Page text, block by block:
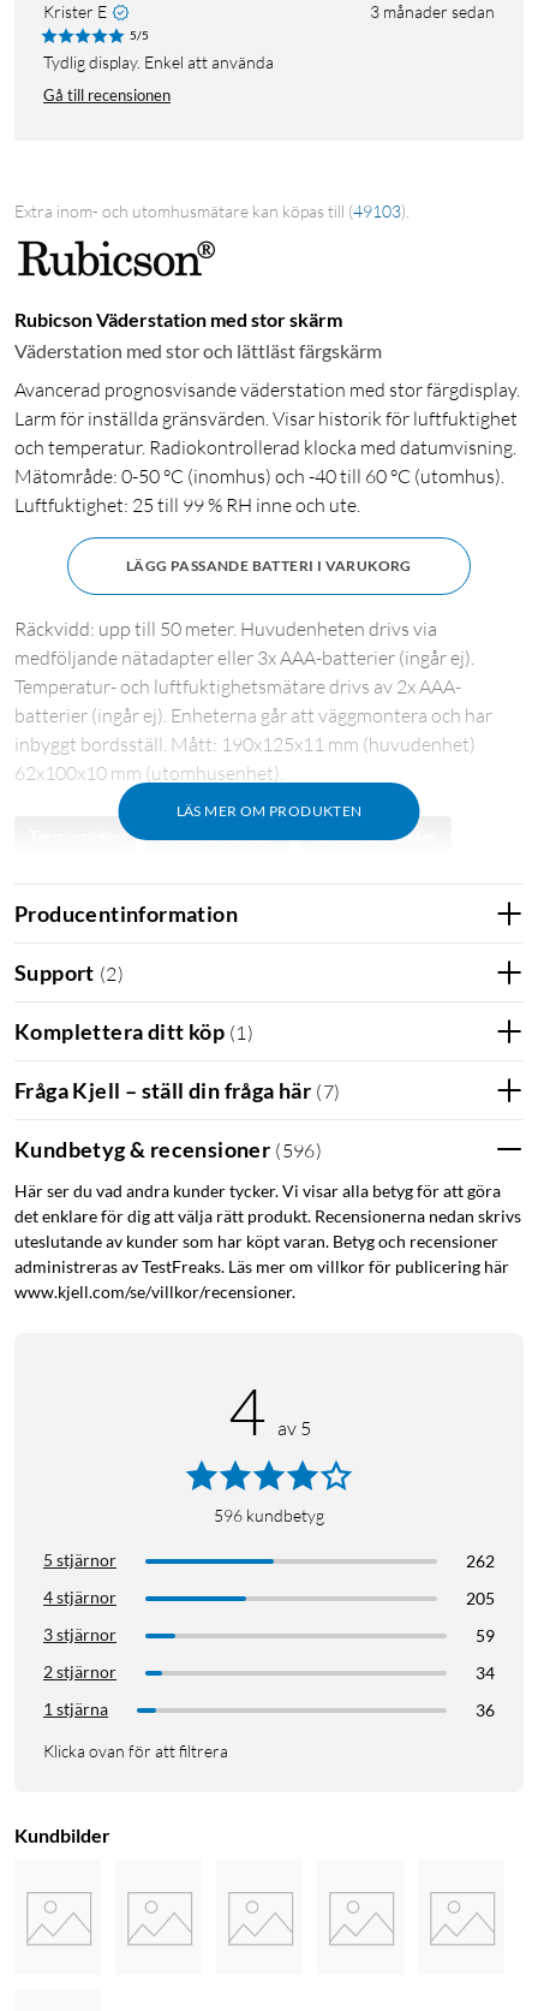
Krister E 3 månader sedan
5/5
Tydlig display. Enkel att använda
Gå till recensionen
Extra inom- och utomhusmätare kan köpas till (49103).
Rubicson Väderstation med stor skärm
Väderstation med stor och lättläst färgskärm
Avancerad prognosvisande väderstation med stor färgdisplay.
Larm för inställda gränsvärden. Visar historik för luftfuktighet
och temperatur. Radiokontrollerad klocka med datumvisning.
Mätområde: 0-50 °C (inomhus) och -40 till 60 °C (utomhus).
Luftfuktighet: 25 till 99 % RH inne och ute.
LÄGG PASSANDE BATTERI I VARUKORG
LÄS MER OM PRODUKTEN
Räckvidd: upp till 50 meter. Huvudenheten drivs via
medföljande nätadapter eller 3x AAA-batterier (ingår ej).
Temperatur- och luftfuktighetsmätare drivs av 2x AAA-
batterier (ingår ej). Enheterna går att väggmontera och har
inbyggt bordsställ. Mått: 190x125x11 mm (huvudenhet)
62x100x10 mm (utomhusenhet).
Utetermometer Innetermometer
Barometer
Producentinformation
Support (2)
Komplettera ditt köp (1 )
Fråga Kjell – ställ din fråga här (7)
Kundbetyg & recensioner (596)
Här ser du vad andra kunder tycker. Vi visar alla betyg för att göra
det enklare för dig att välja rätt produkt. Recensionerna nedan skrivs
uteslutande av kunder som har köpt varan. Betyg och recensioner
administreras av TestFreaks. Läs mer om villkor för publicering här
www.kjell.com/se/villkor/recensioner.
4 av 5
596 kundbetyg
5 stjärnor
262
4 stjärnor
205
3 stjärnor
59
2 stjärnor
34
1 stjärna
36
Klicka ovan för att filtrera
Kundbilder